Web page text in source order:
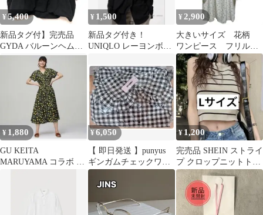
¥ 5,400
新品タグ付】完売品
GYDA バルーンヘム
ARBOL Tシャツ ブラッ
¥ 1,500
新品タグ付き！
UNIQLO レーヨンボウ
¥ 2,900
大きいサイズ 花柄
ワンピース フリル
リボン 膝丈 可愛い
¥ 1,880
GU KEITA
MARUYAMA コラボ レ
¥6,050
【 即日発送 】punyus
ギンガムチェックワン
ピース サイズ4
¥ 1,200
完売品 SHEIN ストライ
プ クロップニットトッ
プ L アプリコット